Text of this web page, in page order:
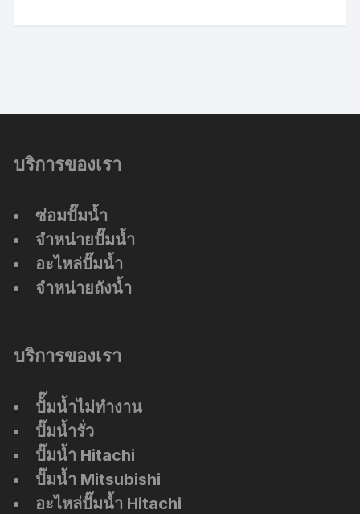
บริการของเรา
ซ่อมปั๊มน้ำ
จำหน่ายปั๊มน้ำ
อะไหล่ปั๊มน้ำ
จำหน่ายถังน้ำ
บริการของเรา
ปัั๊มน้ำไม่ทำงาน
ปั๊มน้ำรั่ว
ปั๊มน้ำ Hitachi
ปั๊มน้ำ Mitsubishi
อะไหล่ปั๊มน้ำ Hitachi